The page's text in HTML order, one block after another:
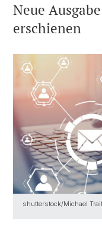
Neue
erschienen
shutterstock/Michael